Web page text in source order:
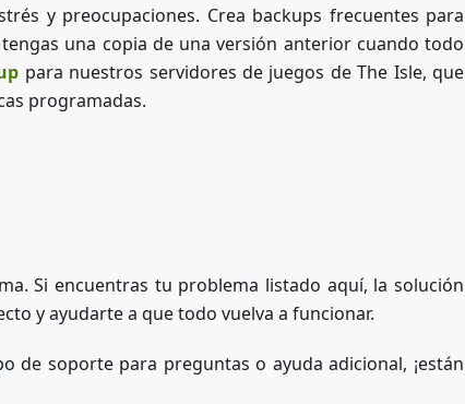
y preocupaciones. Crea backups frecuentes para
una copia de una versión anterior cuando todo
para nuestros servidores de juegos de The Isle, que
programadas.
Si encuentras tu problema listado aquí, la solución
y ayudarte a que todo vuelva a funcionar.
de soporte para preguntas o ayuda adicional, ¡están